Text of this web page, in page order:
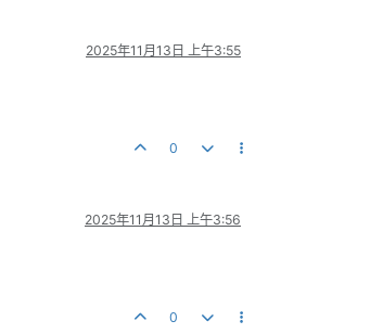
2025年11月13日 上午3:55
0
2025年11月13日 上午3:56
0